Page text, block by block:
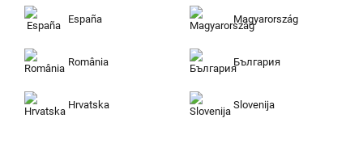
España Magyarország
România България
Hrvatska Slovenija